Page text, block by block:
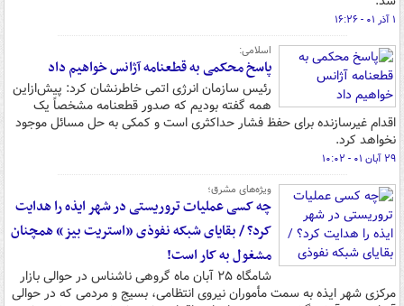
۱ آذر ۰۱ - ۱۶:۲۶
اسلامی:
پاسخ محکمی به قطعنامه آژانس خواهیم داد
رئیس سازمان انرژی اتمی خاطرنشان کرد: پیش‌ازاین
همه گفته بودیم که صدور قطعنامه مشخصاً یک
اقدام غیرسازنده برای حفظ فشار حداکثری است و کمکی به حل مسائل موجود
نخواهد کرد.
۲۹ آبان ۰۱ - ۱۰:۰۲
ویژه‌های مشرق؛
چه کسی عملیات تروریستی در شهر ایذه را هدایت
کرد؟ / بقایای شبکه نفوذی «استریت بیز» همچنان
مشغول به کار است!
شامگاه ۲۵ آبان ماه گروهی ناشناس در حوالی بازار
مرکزی شهر ایذه به سمت مأموران نیروی انتظامی، بسیج و مردمی که در حوالی